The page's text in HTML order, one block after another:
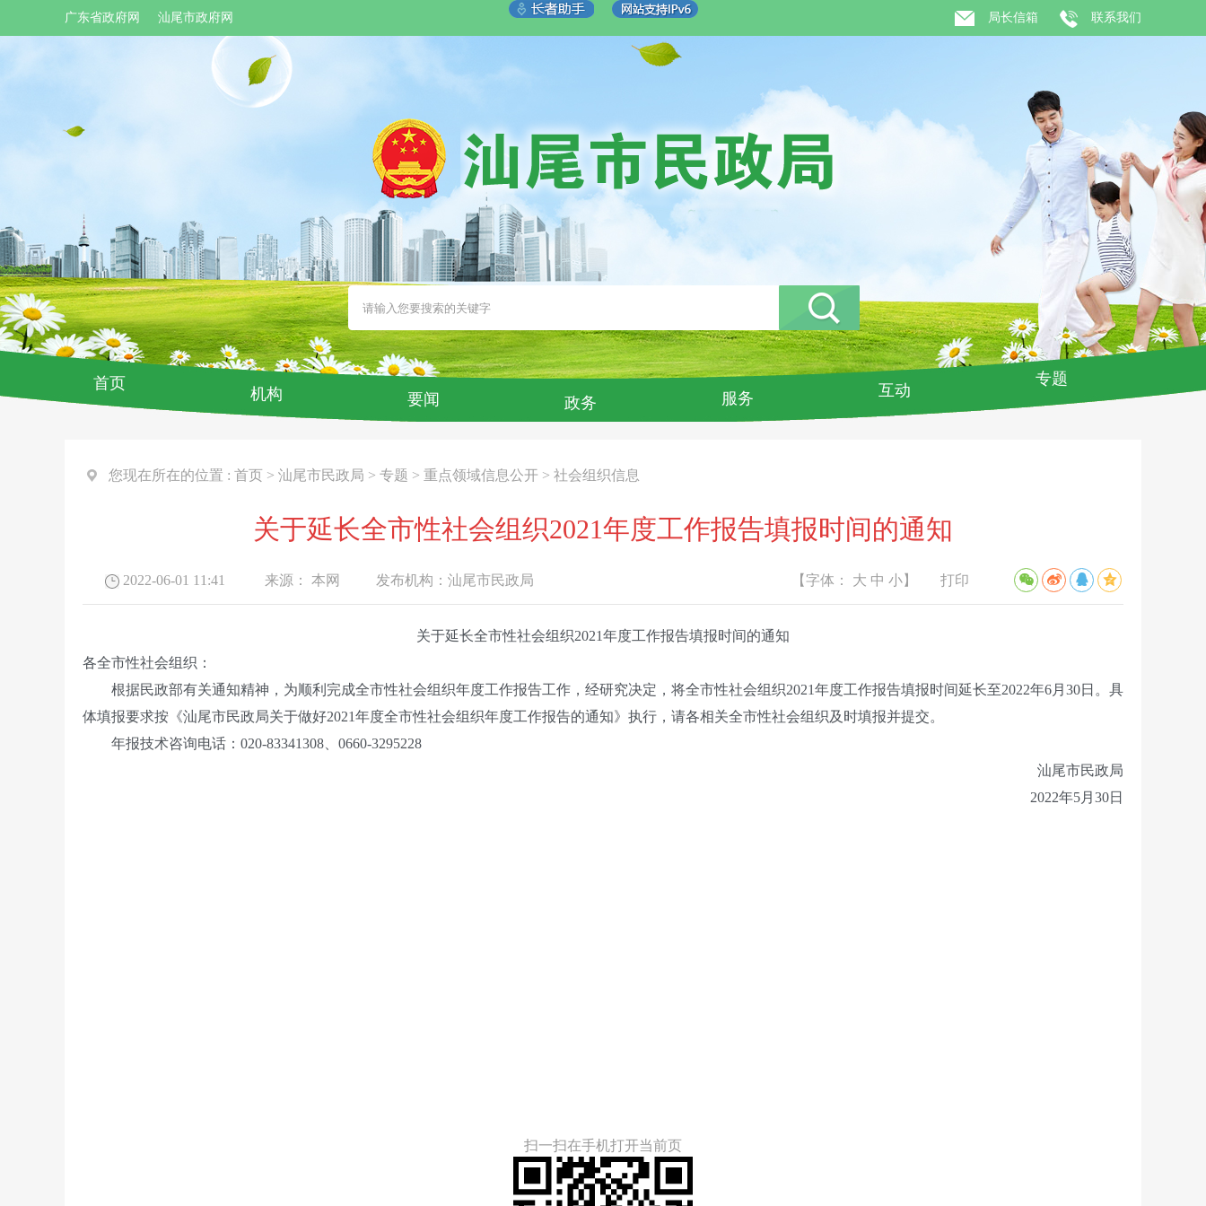
广东省政府网 汕尾市政府网 局长信箱 联系我们
首页
机构 要闻 政务 服务 互动
专题
您现在所在的位置 : 首页 > 汕尾市民政局 > 专题 > 重点领域信息公开 > 社会组织信息
关于延长全市性社会组织2021年度工作报告填报时间的通知
2022-06-01 11:41 来源： 本网 发布机构： 汕尾市民政局 【字体： 大 中 小】 打印
关于延长全市性社会组织2021年度工作报告填报时间的通知
各全市性社会组织：
根据民政部有关通知精神，为顺利完成全市性社会组织年度工作报告工作，经研究决定，将全市性社会组织2021年度工作报告填报时间延长至2022年6月30日。具
体填报要求按《汕尾市民政局关于做好2021年度全市性社会组织年度工作报告的通知》执行，请各相关全市性社会组织及时填报并提交。
年报技术咨询电话：020-83341308、0660-3295228
汕尾市民政局
2022年5月30日
扫一扫在手机打开当前页